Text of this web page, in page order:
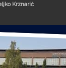
Krznarić